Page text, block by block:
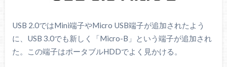
USB 2.0ではMini端子やMicro USB端子が追加されたよう
に、USB 3.0でも新しく「Micro-B」という端子が追加され
た。この端子はポータブルHDDでよく見かける。